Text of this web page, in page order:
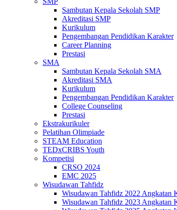
Sambutan Kepala Sekolah SMP
Akreditasi SMP
Kurikulum
Pengembangan Pendidikan Karakter
Career Planning
Prestasi
SMA
Sambutan Kepala Sekolah SMA
Akreditasi SMA
Kurikulum
Pengembangan Pendidikan Karakter
College Counseling
Prestasi
Ekstrakurikuler
Pelatihan Olimpiade
STEAM Education
TEDxCRIBS Youth
Kompetisi
CRSO 2024
EMC 2025
Wisudawan Tahfidz
Wisudawan Tahfidz 2022 Angkatan
Wisudawan Tahfidz 2023 Angkatan